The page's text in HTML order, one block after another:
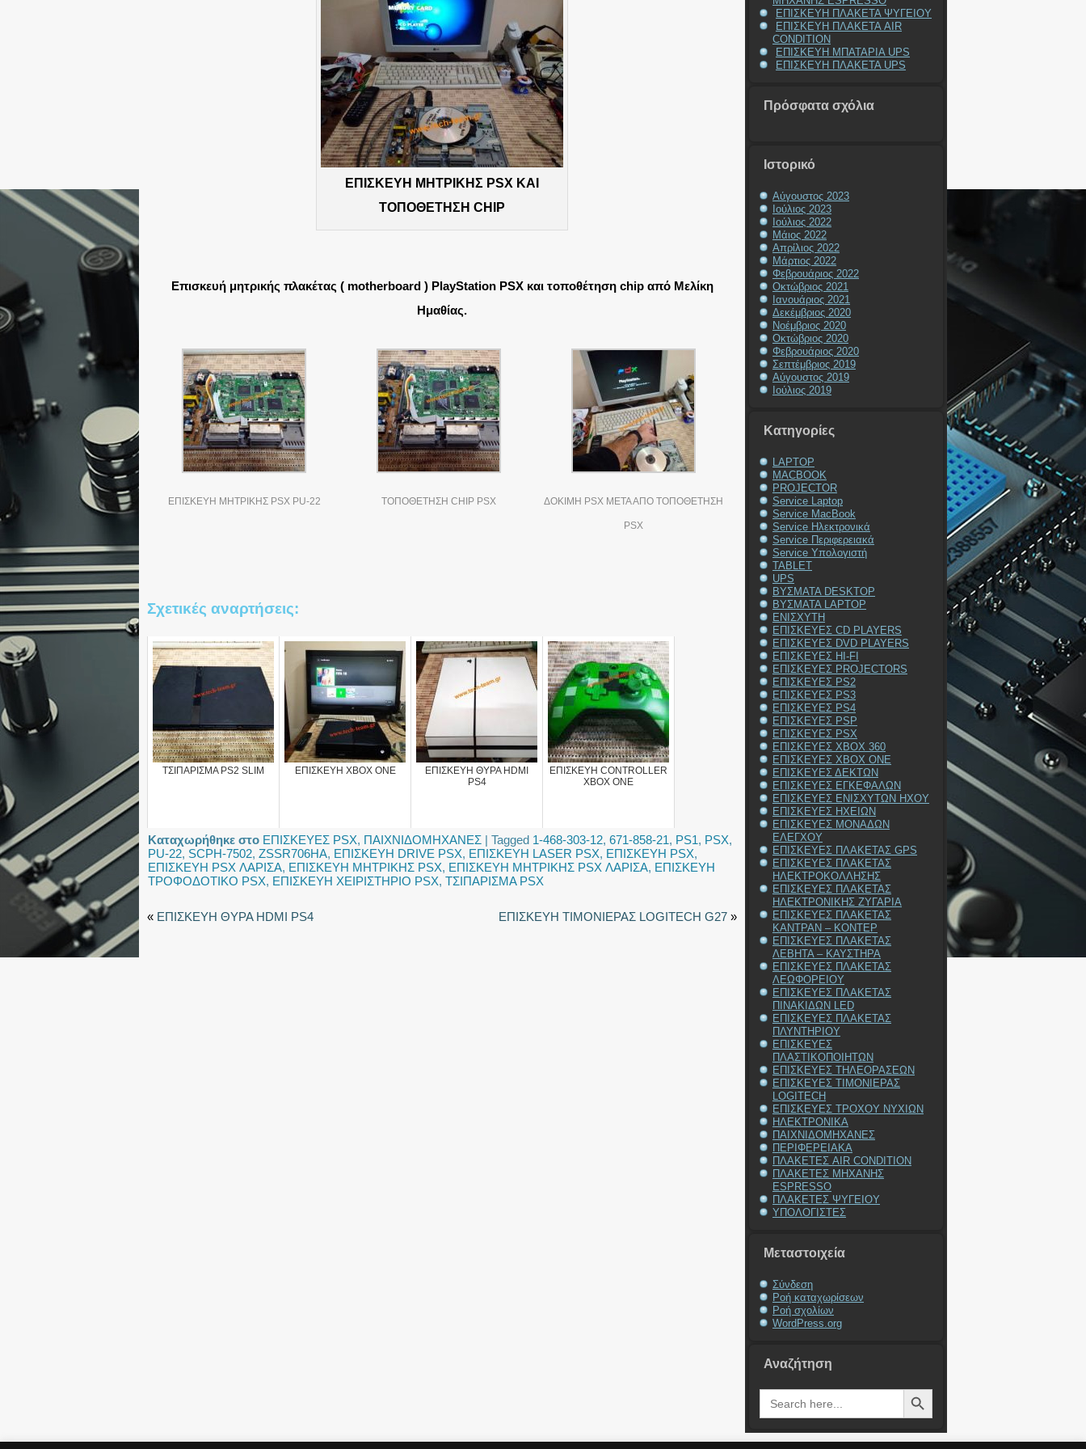
ΕΠΙΣΚΕΥΗ ΜΗΤΡΙΚΗΣ PSX ΚΑΙ
ΤΟΠΟΘΕΤΗΣΗ CHIP
Eπισκευή μητρικής πλακέτας ( motherboard ) PlayStation PSX και τοποθέτηση chip από Μελίκη
Ημαθίας.
ΕΠΙΣΚΕΥΗ ΜΗΤΡΙΚΗΣ PSX PU-22 ΤΟΠΟΘΕΤΗΣΗ CHIP PSX ΔΟΚΙΜΗ PSX ΜΕΤΑ ΑΠΟ ΤΟΠΟΘΕΤΗΣΗ
PSX
Σχετικές αναρτήσεις:
ΤΣΙΠΑΡΙΣΜΑ PS2 SLIM ΕΠΙΣΚΕΥΗ XBOX ONE
ΕΠΙΣΚΕΥΗ ΘΥΡΑ HDMI
PS4
ΕΠΙΣΚΕΥΗ CONTROLLER
XBOX ONE
Καταχωρήθηκε στο ΕΠΙΣΚΕΥΕΣ PSX, ΠΑΙΧΝΙΔΟΜΗΧΑΝΕΣ | Tagged 1-468-303-12, 671-858-21, PS1, PSX,
PU-22, SCPH-7502, ZSSR706HA, ΕΠΙΣΚΕΥΗ DRIVE PSX, ΕΠΙΣΚΕΥΗ LASER PSX, ΕΠΙΣΚΕΥΗ PSX,
ΕΠΙΣΚΕΥΗ PSX ΛΑΡΙΣΑ, ΕΠΙΣΚΕΥΗ ΜΗΤΡΙΚΗΣ PSX, ΕΠΙΣΚΕΥΗ ΜΗΤΡΙΚΗΣ PSX ΛΑΡΙΣΑ, ΕΠΙΣΚΕΥΗ
ΤΡΟΦΟΔΟΤΙΚΟ PSX, ΕΠΙΣΚΕΥΗ ΧΕΙΡΙΣΤΗΡΙΟ PSX, ΤΣΙΠΑΡΙΣΜΑ PSX
« ΕΠΙΣΚΕΥΗ ΘΥΡΑ HDMI PS4 ΕΠΙΣΚΕΥΗ ΤΙΜΟΝΙΕΡΑΣ LOGITECH G27 »
ΕΠΙΣΚΕΥΗ ΠΛΑΚΕΤΑ ΨΥΓΕΙΟΥ
ΕΠΙΣΚΕΥΗ ΠΛΑΚΕΤΑ AIR
CONDITION
ΕΠΙΣΚΕΥΗ ΜΠΑΤΑΡΙΑ UPS
ΕΠΙΣΚΕΥΗ ΠΛΑΚΕΤΑ UPS
Πρόσφατα σχόλια
Ιστορικό
Αύγουστος 2023
Ιούλιος 2023
Ιούλιος 2022
Μάιος 2022
Απρίλιος 2022
Μάρτιος 2022
Φεβρουάριος 2022
Οκτώβριος 2021
Ιανουάριος 2021
Δεκέμβριος 2020
Νοέμβριος 2020
Οκτώβριος 2020
Φεβρουάριος 2020
Σεπτέμβριος 2019
Αύγουστος 2019
Ιούλιος 2019
Kατηγορίες
LAPTOP
MACBOOK
PROJECTOR
Service Laptop
Service MacBook
Service Ηλεκτρονικά
Service Περιφερειακά
Service Υπολογιστή
TABLET
UPS
ΒΥΣΜΑΤΑ DESKTOP
ΒΥΣΜΑΤΑ LAPTOP
ΕΝΙΣΧΥΤΗ
ΕΠΙΣΚΕΥΕΣ CD PLAYERS
ΕΠΙΣΚΕΥΕΣ DVD PLAYERS
ΕΠΙΣΚΕΥΕΣ HI-FI
ΕΠΙΣΚΕΥΕΣ PROJECTORS
ΕΠΙΣΚΕΥΕΣ PS2
ΕΠΙΣΚΕΥΕΣ PS3
ΕΠΙΣΚΕΥΕΣ PS4
ΕΠΙΣΚΕΥΕΣ PSP
ΕΠΙΣΚΕΥΕΣ PSX
ΕΠΙΣΚΕΥΕΣ XBOX 360
ΕΠΙΣΚΕΥΕΣ XBOX ONE
ΕΠΙΣΚΕΥΕΣ ΔΕΚΤΩΝ
ΕΠΙΣΚΕΥΕΣ ΕΓΚΕΦΑΛΩΝ
ΕΠΙΣΚΕΥΕΣ ΕΝΙΣΧΥΤΩΝ ΗΧΟΥ
ΕΠΙΣΚΕΥΕΣ ΗΧΕΙΩΝ
ΕΠΙΣΚΕΥΕΣ ΜΟΝΑΔΩΝ
ΕΛΕΓΧΟΥ
ΕΠΙΣΚΕΥΕΣ ΠΛΑΚΕΤΑΣ GPS
ΕΠΙΣΚΕΥΕΣ ΠΛΑΚΕΤΑΣ
ΗΛΕΚΤΡΟΚΟΛΛΗΣΗΣ
ΕΠΙΣΚΕΥΕΣ ΠΛΑΚΕΤΑΣ
ΗΛΕΚΤΡΟΝΙΚΗΣ ΖΥΓΑΡΙΑ
ΕΠΙΣΚΕΥΕΣ ΠΛΑΚΕΤΑΣ
ΚΑΝΤΡΑΝ – ΚΟΝΤΕΡ
ΕΠΙΣΚΕΥΕΣ ΠΛΑΚΕΤΑΣ
ΛΕΒΗΤΑ – ΚΑΥΣΤΗΡΑ
ΕΠΙΣΚΕΥΕΣ ΠΛΑΚΕΤΑΣ
ΛΕΩΦΟΡΕΙΟΥ
ΕΠΙΣΚΕΥΕΣ ΠΛΑΚΕΤΑΣ
ΠΙΝΑΚΙΔΩΝ LED
ΕΠΙΣΚΕΥΕΣ ΠΛΑΚΕΤΑΣ
ΠΛΥΝΤΗΡΙΟΥ
ΕΠΙΣΚΕΥΕΣ
ΠΛΑΣΤΙΚΟΠΟΙΗΤΩΝ
ΕΠΙΣΚΕΥΕΣ ΤΗΛΕΟΡΑΣΕΩΝ
ΕΠΙΣΚΕΥΕΣ ΤΙΜΟΝΙΕΡΑΣ
LOGITECH
ΕΠΙΣΚΕΥΕΣ ΤΡΟΧΟΥ ΝΥΧΙΩΝ
ΗΛΕΚΤΡΟΝΙΚΑ
ΠΑΙΧΝΙΔΟΜΗΧΑΝΕΣ
ΠΕΡΙΦΕΡΕΙΑΚΑ
ΠΛΑΚΕΤΕΣ AIR CONDITION
ΠΛΑΚΕΤΕΣ ΜΗΧΑΝΗΣ
ESPRESSO
ΠΛΑΚΕΤΕΣ ΨΥΓΕΙΟΥ
ΥΠΟΛΟΓΙΣΤΕΣ
Μεταστοιχεία
Σύνδεση
Ροή καταχωρίσεων
Ροή σχολίων
WordPress.org
Αναζήτηση
Search
for:
Search Button